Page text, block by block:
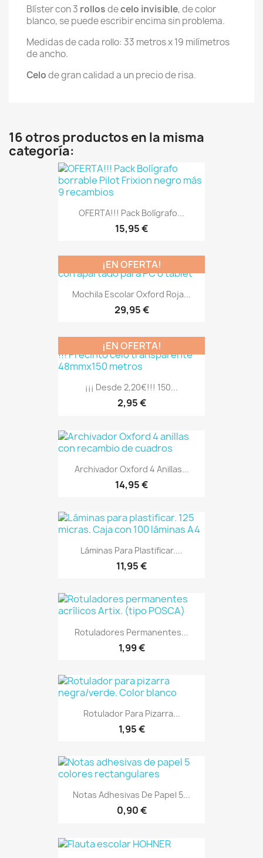
Blíster con 3 rollosdecelo invisible, de color
blanco, se puede escribir encima sin problema.
Medidas de cada rollo: 33 metros x 19 milímetros
de ancho.
Celode gran calidad a un precio de risa.
16 otros productos en la misma
categoría:
OFERTA!!! Pack Bolígrafo...
15,95 €
Mochila Escolar Oxford Roja...
29,95 €
¡EN OFERTA!
¡¡¡ Desde 2,20€!!! 150...
2,95 €
¡EN OFERTA!
Archivador Oxford 4 Anillas...
14,95 €
Láminas Para Plastificar....
11,95 €
Rotuladores Permanentes...
1,99 €
Rotulador Para Pizarra...
1,95 €
Notas Adhesivas De Papel 5...
0,90 €